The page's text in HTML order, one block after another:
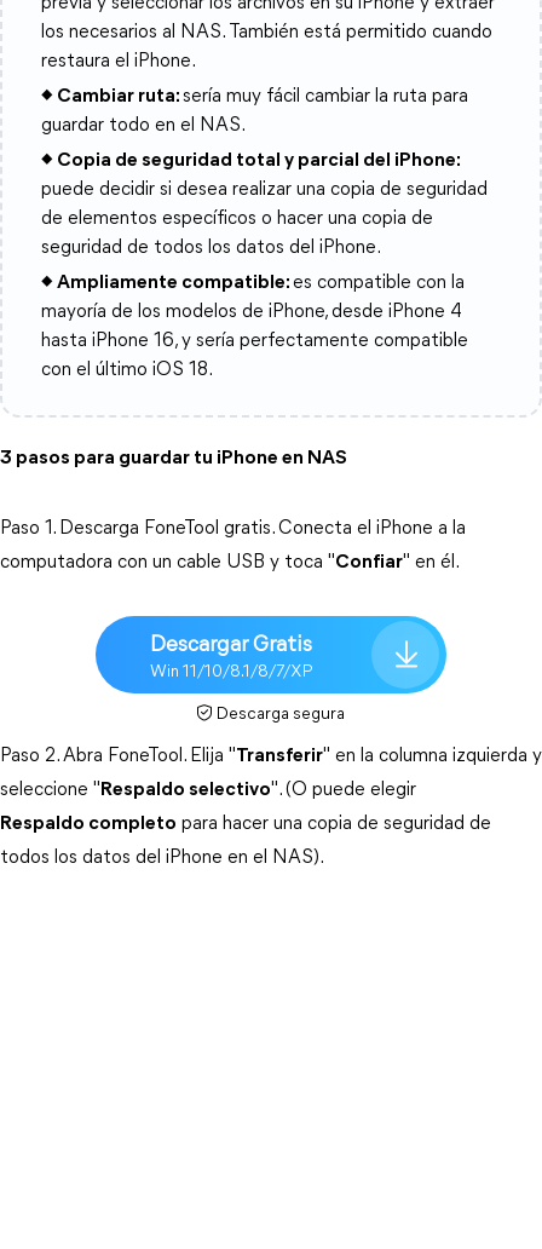
previa y seleccionar los archivos en su iPhone y extraer
los necesarios al NAS. También está permitido cuando
restaura el iPhone.
◆ Cambiar ruta:sería muy fácil cambiar la ruta para
guardar todo en el NAS.
◆ Copia de seguridad total y parcial del iPhone:
puede decidir si desea realizar una copia de seguridad
de elementos específicos o hacer una copia de
seguridad de todos los datos del iPhone.
◆ Ampliamente compatible:es compatible con la
mayoría de los modelos de iPhone, desde iPhone 4
hasta iPhone 16, y sería perfectamente compatible
con el último iOS 18.
3 pasos para guardar tu iPhone en NAS
Paso 1. Descarga FoneTool gratis. Conecta el iPhone a la
computadora con un cable USB y toca "Confiar" en él.
Descargar Gratis
Win 11/10/8.1/8/7/XP
Descarga segura
Paso 2. Abra FoneTool. Elija "Transferir" en la columna izquierda y
seleccione "Respaldo selectivo". (O puede elegir
Respaldo completo para hacer una copia de seguridad de
todos los datos del iPhone en el NAS).